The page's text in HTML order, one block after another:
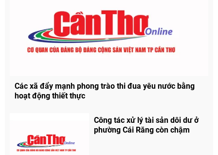
Các xã đẩy mạnh phong trào thi đua yêu nước bằng
hoạt động thiết thực
Công tác xử lý tài sản dôi dư ở
phường Cái Răng còn chậm